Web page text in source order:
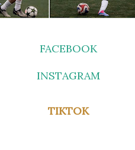
FACEBOOK
INSTAGRAM
TIKTOK